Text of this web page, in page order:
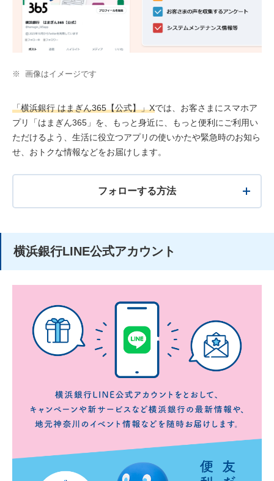
※ 画像はイメージです
「横浜銀行 はまぎん365【公式】」Xでは、お客さまにスマホア
プリ「はまぎん365」を、もっと身近に、もっと便利にご利用い
ただけるよう、生活に役立つアプリの使いかたや緊急時のお知ら
せ、おトクな情報などをお届けします。
フォローする方法
横浜銀行LINE公式アカウント